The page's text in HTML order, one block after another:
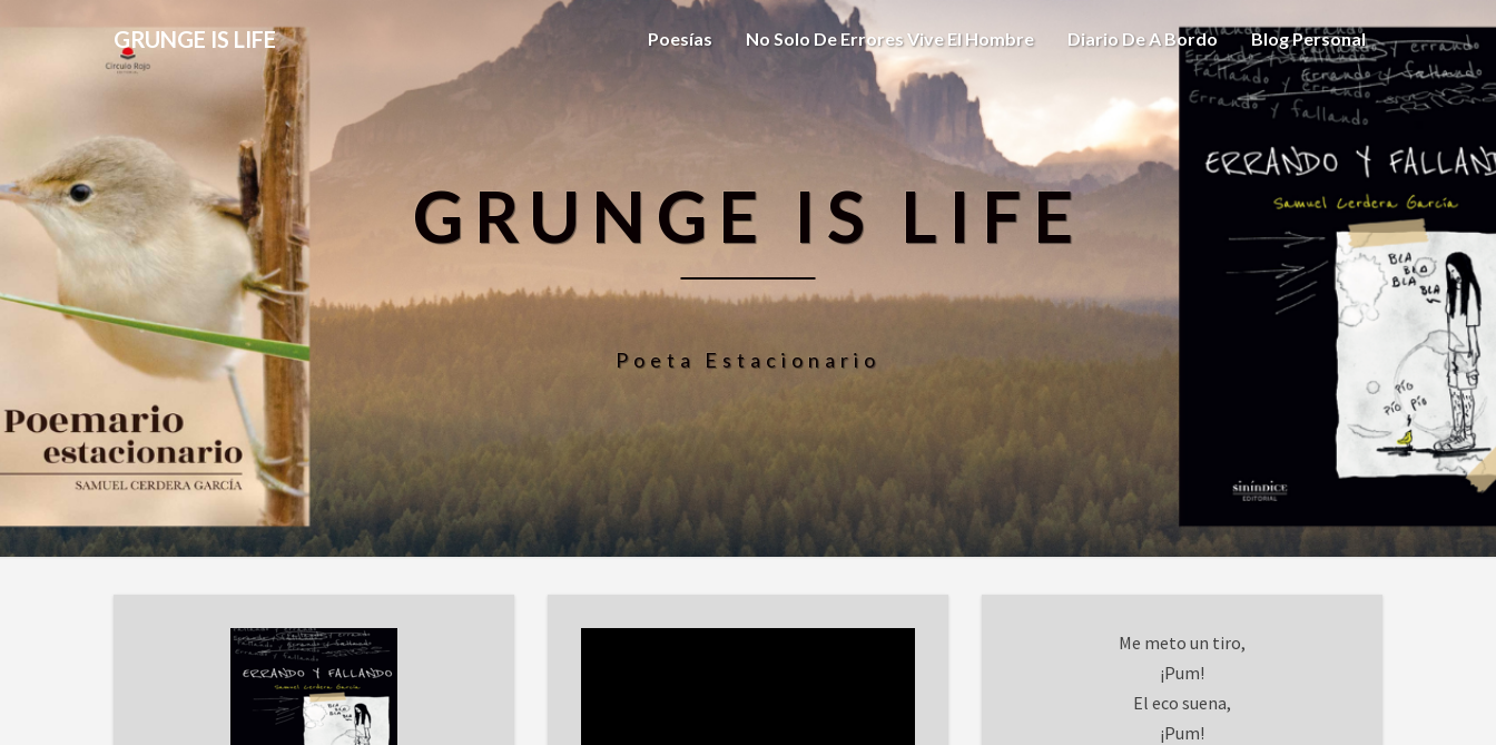
GRUNGE IS LIFE Poesías No Solo De Errores Vive El Hombre Diario De A Bordo Blog Personal
GRUNGE IS LIFE
Poeta Estacionario
Me meto un tiro,
¡Pum!
El eco suena,
¡Pum!